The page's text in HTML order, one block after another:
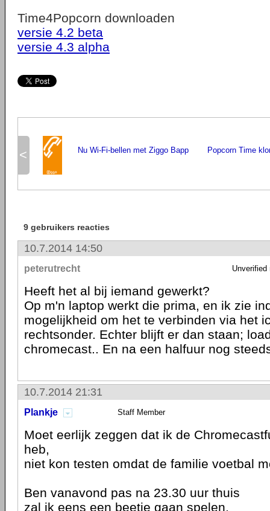
Time4Popcorn downloaden
versie 4.2 beta
versie 4.3 alpha
< Nu Wi-Fi-bellen met Ziggo Bapp Popcorn Time
9 gebruikers reacties
10.7.2014 14:50
peterutrecht Unverified
Heeft het al bij iemand gewerkt?
Op m'n laptop werkt die prima, en ik zie
mogelijkheid om het te verbinden via het
rechtsonder. Echter blijft er dan staan;
chromecast.. En na een halfuur nog
10.7.2014 21:31
Plankje Staff Member
Moet eerlijk zeggen dat ik de
heb,
niet kon testen omdat de familie voetbal
Ben vanavond pas na 23.30 uur thuis
zal ik eens een beetje gaan spelen.